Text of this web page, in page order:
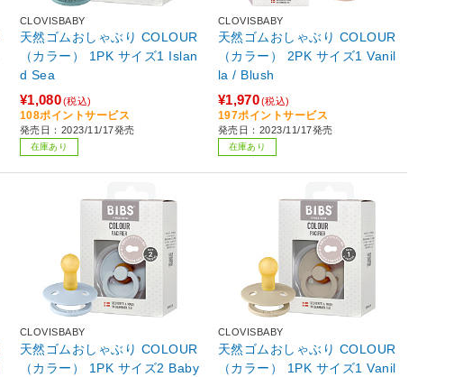
CLOVISBABY
天然ゴムおしゃぶり COLOUR
（カラー） 1PK サイズ1 Islan
d Sea
¥1,080(税込)
108ポイントサービス
発売日：2023/11/17発売
在庫あり
CLOVISBABY
天然ゴムおしゃぶり COLOUR
（カラー） 2PK サイズ1 Vanil
la / Blush
¥1,970(税込)
197ポイントサービス
発売日：2023/11/17発売
在庫あり
CLOVISBABY
天然ゴムおしゃぶり COLOUR
（カラー） 1PK サイズ2 Baby
CLOVISBABY
天然ゴムおしゃぶり COLOUR
（カラー） 1PK サイズ1 Vanil